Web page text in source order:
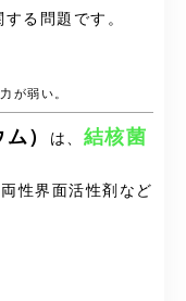
する問題です。
が弱い。
） は、 結核菌
性界面活性剤など